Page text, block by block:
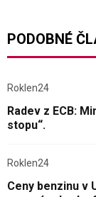
PODOBNÉ
Roklen24
Radev z ECB:
stopu“.
Roklen24
Ceny benzinu v